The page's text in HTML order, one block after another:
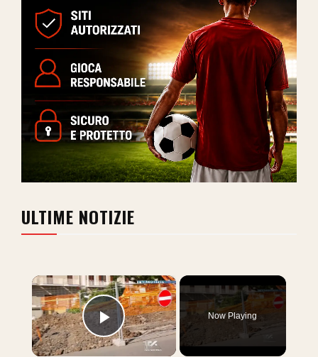
ULTIME NOTIZIE
×
Play Video
Now Playing